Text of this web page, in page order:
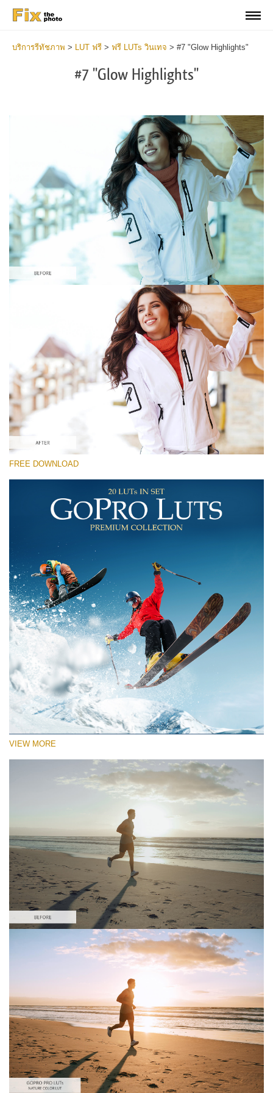
บริการรีทัชภาพ > LUT ฟรี > ฟรี LUTs วินเทจ > #7 "Glow Highlights"
#7 "Glow Highlights"
โปรดเลือก
Premium GoPro LUTs
Cinema Look Collection (80 LUTs)
Entire Collection (260 LUTs)
ดาวน์โหลดฟรี
FREE DOWNLOAD
VIEW MORE